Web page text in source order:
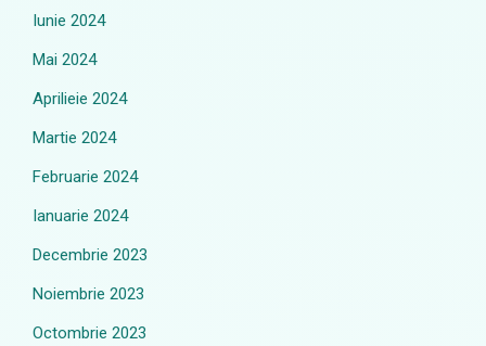
Iunie 2024
Mai 2024
Aprilieie 2024
Martie 2024
Februarie 2024
Ianuarie 2024
Decembrie 2023
Noiembrie 2023
Octombrie 2023